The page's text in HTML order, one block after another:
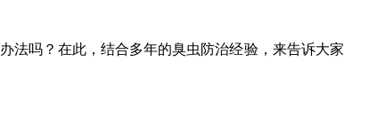
法吗？在此，结合多年的臭虫防治经验，来告诉大家